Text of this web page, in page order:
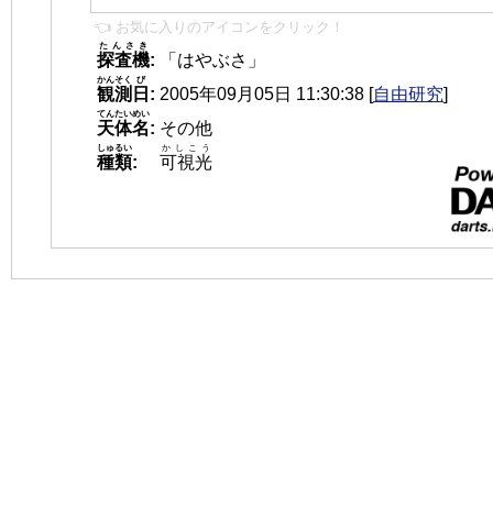
👈 お気に入りのアイコンをクリック！
探査機
たんさき
:
「はやぶさ」
観測
かんそく
日
び
: 2005年09月05日 11:30:38 [自由研究]
天体名
てんたいめい
: その他
種類
しゅるい
: 可視光
かしこう